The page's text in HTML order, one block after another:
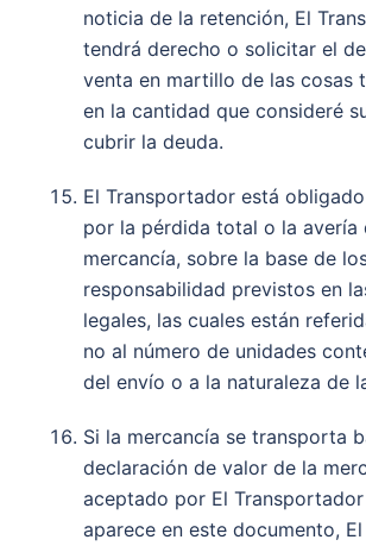
noticia de la retención, El
tendrá derecho o solicitar el
venta en martillo de las cosas
en la cantidad que consideré
cubrir la deuda.
El Transportador está
por la pérdida total o la avería
mercancía, sobre la base de
responsabilidad previstos en
legales, las cuales están
no al número de unidades
del envío o a la naturaleza de
Si la mercancía se transporta
declaración de valor de la
aceptado por El
aparece en este documento, El